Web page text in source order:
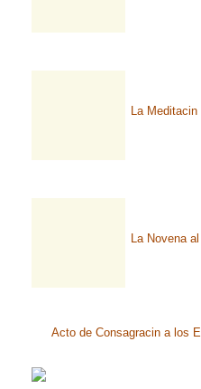
La
La Novena
Acto de Consagracin a los